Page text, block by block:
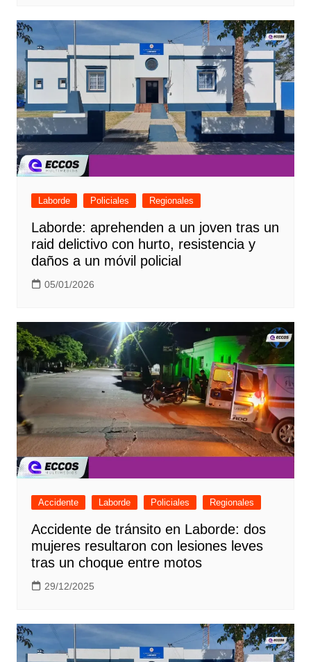
Laborde Policiales Regionales
Laborde: aprehenden a un joven tras un
raid delictivo con hurto, resistencia y
daños a un móvil policial
05/01/2026
Accidente Laborde Policiales Regionales
Accidente de tránsito en Laborde: dos
mujeres resultaron con lesiones leves
tras un choque entre motos
29/12/2025